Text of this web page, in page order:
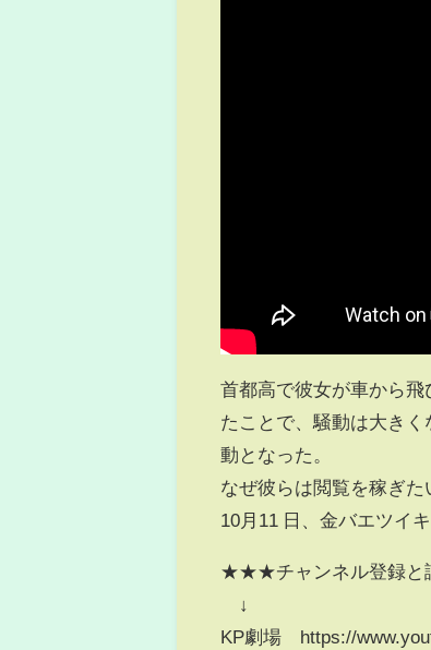
首都高で彼女が車から
たことで、騒動は大き
動となった。
なぜ彼らは閲覧を稼ぎた
10月11 日、金バエツイ
★★★チャンネル登録と
↓
KP劇場 https://